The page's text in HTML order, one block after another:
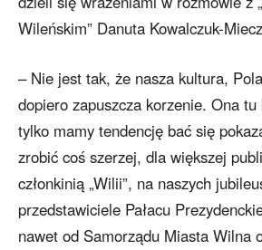
Wileńskim” Danuta Kowalczuk-
– Nie jest tak, że nasza kultura,
dopiero zapuszcza korzenie. Ona tu
tylko mamy tendencję bać się
zrobić coś szerzej, dla większej
członkinią „Wilii”, na naszych
przedstawiciele Pałacu
nawet od Samorządu Miasta Wilna